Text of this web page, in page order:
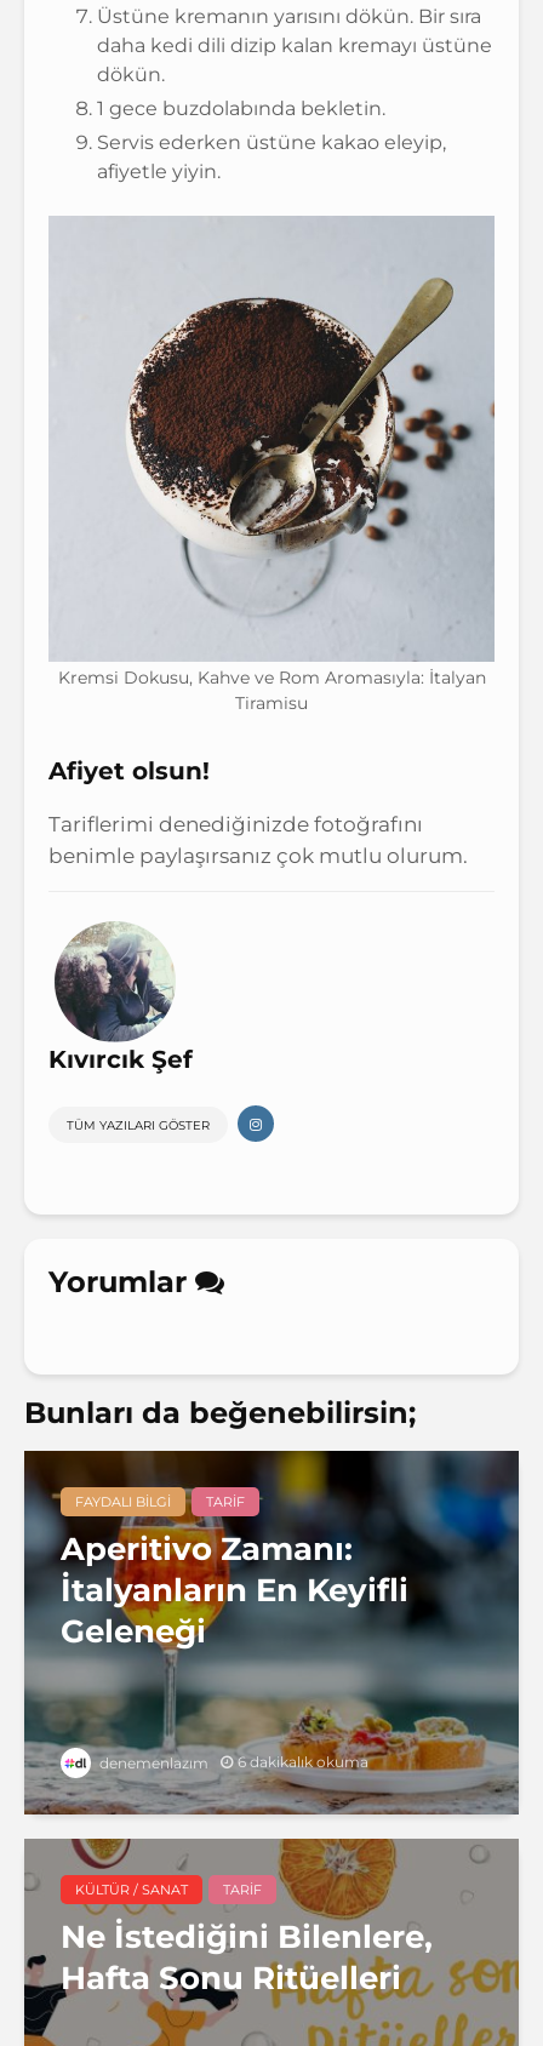
Üstüne kremanın yarısını dökün. Bir sıra
daha kedi dili dizip kalan kremayı üstüne
dökün.
1 gece buzdolabında bekletin.
Servis ederken üstüne kakao eleyip,
afiyetle yiyin.
Kremsi Dokusu, Kahve ve Rom Aromasıyla: İtalyan
Tiramisu
Afiyet olsun!
Tariflerimi denediğinizde fotoğrafını
benimle paylaşırsanız çok mutlu olurum.
Kıvırcık Şef
TÜM YAZILARI GÖSTER
Yorumlar
Bunları da beğenebilirsin;
FAYDALI BILGI TARIF
Aperitivo Zamanı:
İtalyanların En Keyifli
Geleneği
denemenlazım 6 dakikalık okuma
KÜLTÜR / SANAT TARIF
Ne İstediğini Bilenlere,
Hafta Sonu Ritüelleri